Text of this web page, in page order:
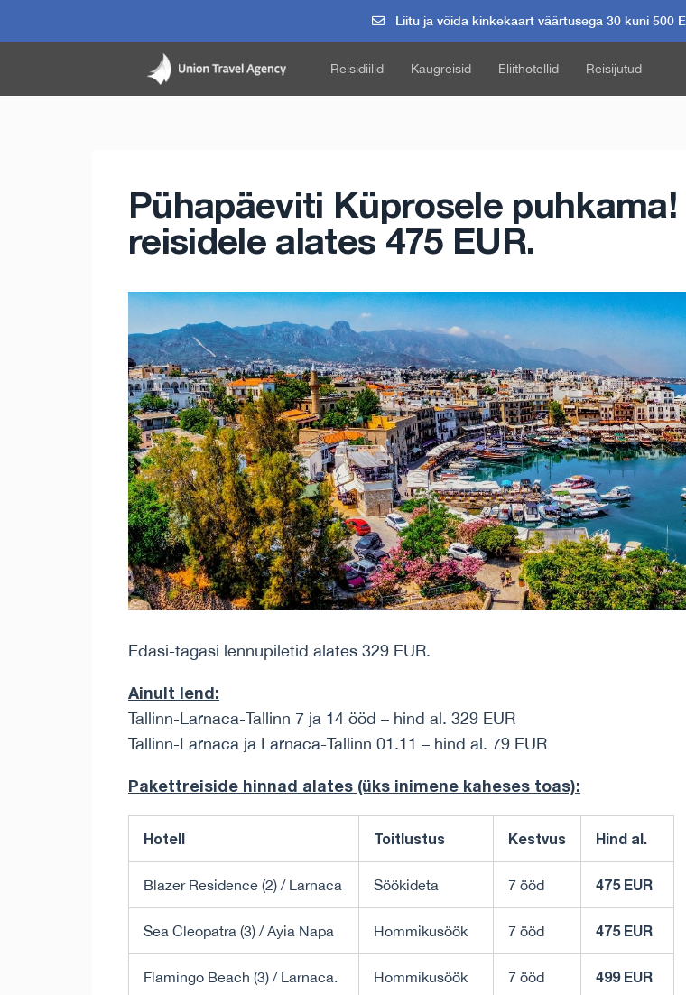
Liitu ja võida kinkekaart väärtusega 30 kuni 500
Reisidiilid Kaugreisid Eliithotellid Reisijutud
Pühapäeviti Küprosele puhkama!
reisidele alates 475 EUR.
Edasi-tagasi lennupiletid alates 329 EUR.
Ainult lend:
Tallinn-Larnaca-Tallinn 7 ja 14 ööd – hind al. 329 EUR
Tallinn-Larnaca ja Larnaca-Tallinn 01.11 – hind al. 79 EUR
Pakettreiside hinnad alates (üks inimene kaheses toas):
Hotell Toitlustus Kestvus Hind al.
Blazer Residence (2) / Larnaca Söökideta 7 ööd 475 EUR
Sea Cleopatra (3) / Ayia Napa Hommikusöök 7 ööd 475 EUR
Flamingo Beach (3) / Larnaca. Hommikusöök 7 ööd 499 EUR